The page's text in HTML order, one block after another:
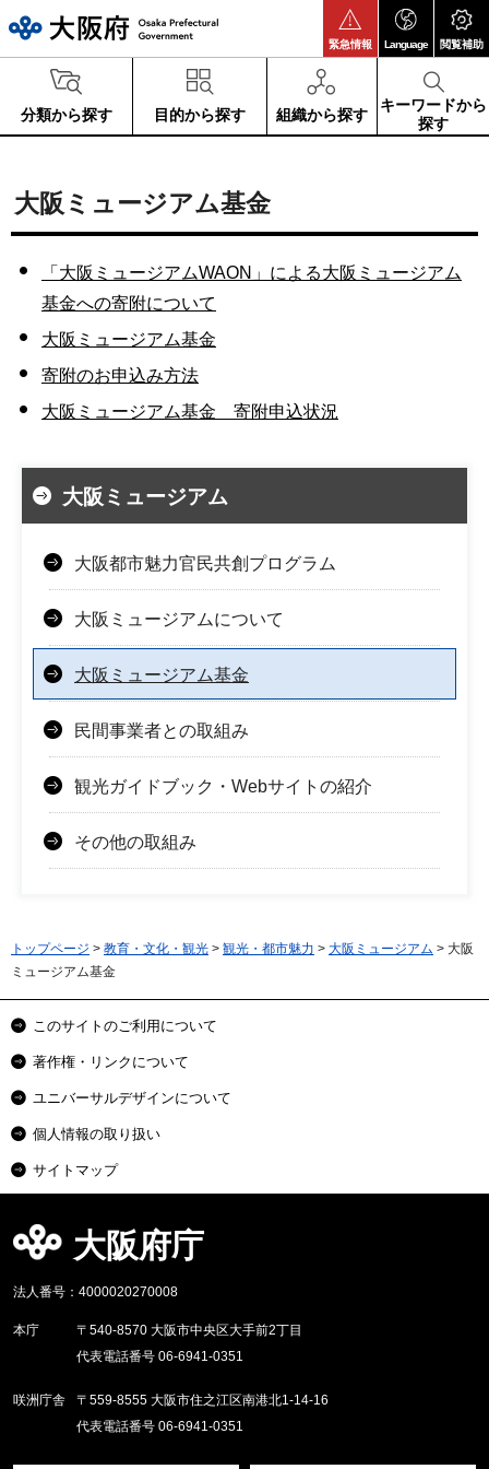
緊急情報 Language 閲覧補助
分類から探す 目的から探す 組織から探す
キーワードから
探す
大阪ミュージアム基金
「大阪ミュージアムWAON」による大阪ミュージアム
基金への寄附について
大阪ミュージアム基金
寄附のお申込み方法
大阪ミュージアム基金 寄附申込状況
大阪ミュージアム
大阪都市魅力官民共創プログラム
大阪ミュージアムについて
大阪ミュージアム基金
民間事業者との取組み
観光ガイドブック・Webサイトの紹介
その他の取組み
トップページ > 教育・文化・観光 > 観光・都市魅力 > 大阪ミュージアム > 大阪
ミュージアム基金
このサイトのご利用について
著作権・リンクについて
ユニバーサルデザインについて
個人情報の取り扱い
サイトマップ
大阪府庁
法人番号：4000020270008
本庁
〒540-8570 大阪市中央区大手前2丁目
代表電話番号 06-6941-0351
咲洲庁舎
〒559-8555 大阪市住之江区南港北1-14-16
代表電話番号 06-6941-0351